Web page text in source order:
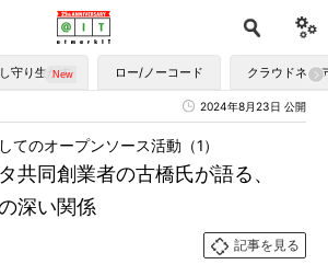
守り生かす ロー/ノーコード クラウドネイ
2024年8月23日 公開
共同創業者の古橋氏が語る、
深い関係
のオープンソース活動（1）
記事を見る